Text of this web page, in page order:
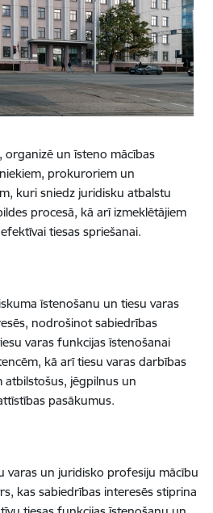
organizē un īsteno mācības
prokuroriem un
kuri sniedz juridisku atbalstu
procesā, kā arī izmeklētājiem
tiesas spriešanai.
īstenošanu un tiesu varas
nodrošinot sabiedrības
varas funkcijas īstenošanai
kā arī tiesu varas darbības
atbilstošus, jēgpilnus un
pasākumus.
varas un juridisko profesiju mācību
kas sabiedrības interesēs stiprina